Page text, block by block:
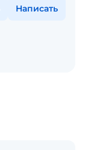
Написать